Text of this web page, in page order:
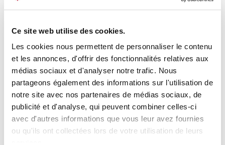
Ce site web utilise des cookies.
Les cookies nous permettent de personnaliser le contenu
et les annonces, d'offrir des fonctionnalités relatives aux
médias sociaux et d'analyser notre trafic. Nous
partageons également des informations sur l'utilisation de
notre site avec nos partenaires de médias sociaux, de
publicité et d'analyse, qui peuvent combiner celles-ci
avec d'autres informations que vous leur avez fournies
ou qu'ils ont collectées lors de votre utilisation de leurs
Réinventer les services à domicile pour les ménages
Depuis sa création, Wecasa répond à l’évolution des
modes de vie en proposant des services adaptés aux
besoins des ménages. Les utilisateurs peuvent
réserver une large gamme de prestations disponibles
7j/7, de 7h à 22h : ménage, beauté, massage, garde
d’enfants, coaching sportif, etc.